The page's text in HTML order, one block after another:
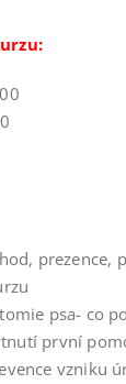
prezence,
psa- co
první
vzniku